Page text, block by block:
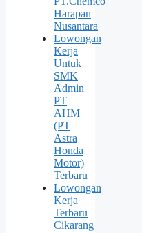
Harapan
Nusantara
Lowongan
Kerja
Untuk
SMK
Admin
PT
AHM
(PT
Astra
Honda
Motor)
Terbaru
Lowongan
Kerja
Terbaru
Cikarang